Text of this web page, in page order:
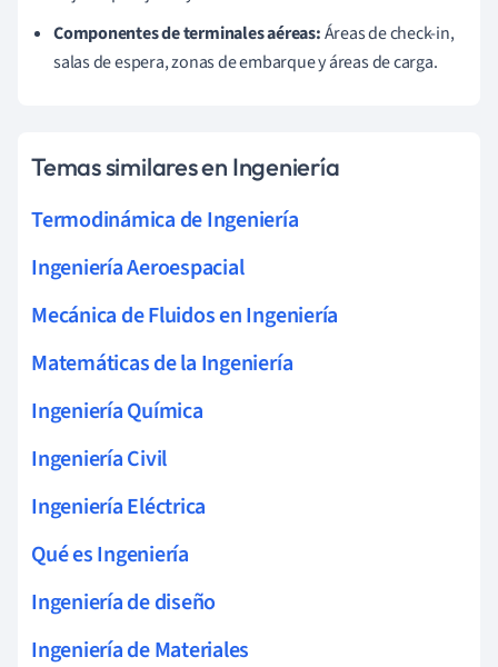
Componentes de terminales aéreas:Áreas de check-in,
salas de espera, zonas de embarque y áreas de carga.
Temas similares en Ingeniería
Termodinámica de Ingeniería
Ingeniería Aeroespacial
Mecánica de Fluidos en Ingeniería
Matemáticas de la Ingeniería
Ingeniería Química
Ingeniería Civil
Ingeniería Eléctrica
Qué es Ingeniería
Ingeniería de diseño
Ingeniería de Materiales